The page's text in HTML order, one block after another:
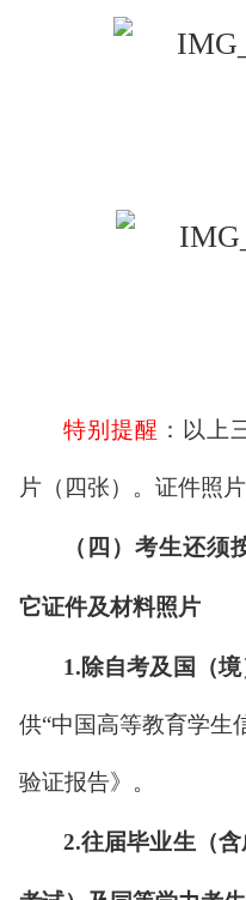
特别提醒 ：以上
片（四张）。证件照
（四）考生还须
它证件及材料照片
1.除自考及国（
供“中国高等教育学生
验证报告》。
2.往届毕业生（